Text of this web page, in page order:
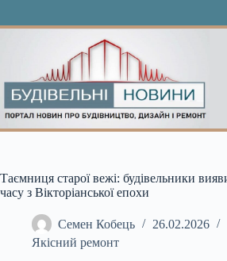
Таємниця старої вежі: будівельники
часу з Вікторіанської епохи
Семен Кобець
26.02.2026
Якісний ремонт